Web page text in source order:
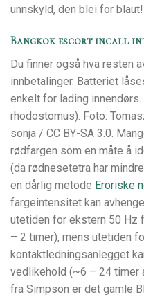
unnskyld, den blei for blaut!
Bangkok escort incall
Du finner også hva resten
innbetalinger. Batteriet
enkelt for lading
rhodostomus). Foto:
sonja / CC BY-SA 3.0.
rødfargen som en måte å
(da rødnesetetra har
en dårlig metode Eroriske
fargeintensitet kan
utetiden for ekstern 50 Hz
– 2 timer), mens utetiden
kontaktledningsanlegget
vedlikehold (~6 – 24 timer
fra Simpson er det gamle